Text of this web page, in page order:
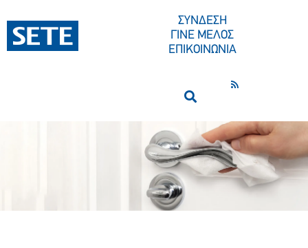
ΣΥΝΔΕΣΗ
ΓΙΝΕ ΜΕΛΟΣ
ΕΠΙΚΟΙΝΩΝΙΑ